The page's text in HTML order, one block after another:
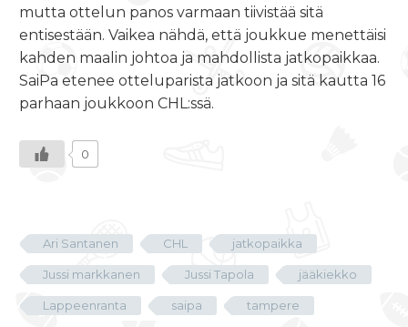
mutta ottelun panos varmaan tiivistää sitä
entisestään. Vaikea nähdä, että joukkue menettäisi
kahden maalin johtoa ja mahdollista jatkopaikkaa.
SaiPa etenee otteluparista jatkoon ja sitä kautta 16
parhaan joukkoon CHL:ssä.
0
Ari Santanen CHL jatkopaikka
Jussi markkanen Jussi Tapola jääkiekko
Lappeenranta saipa tampere